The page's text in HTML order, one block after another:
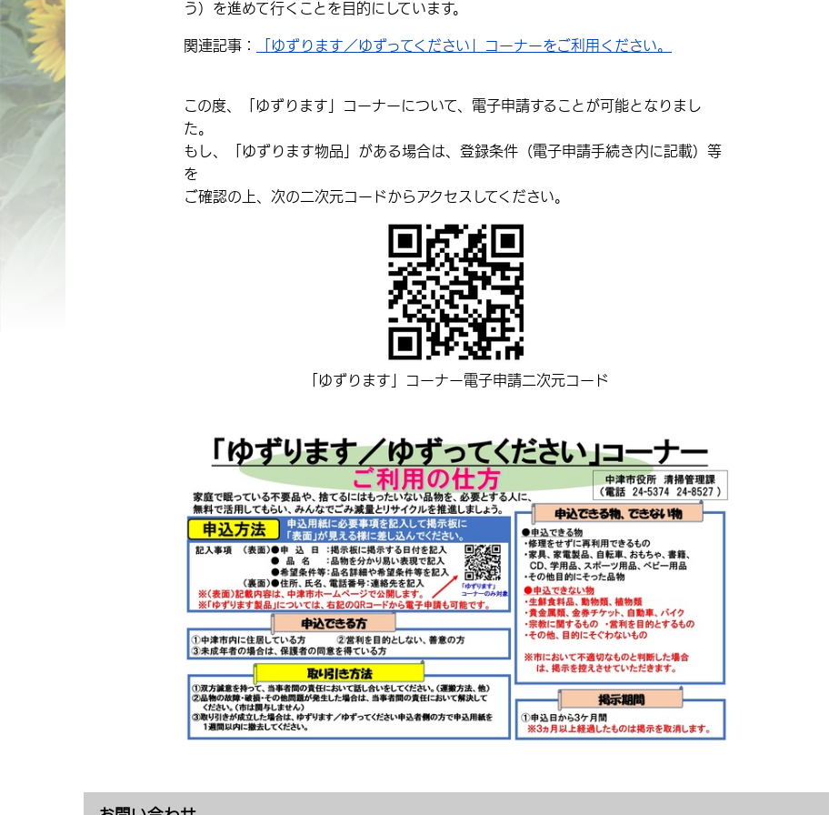
う）を進めて行くことを目的にしています。
関連記事： 「ゆずります／ゆずってください」コーナーをご利用ください。
この度、「ゆずります」コーナーについて、電子申請することが可能となりまし
た。
もし、「ゆずります物品」がある場合は、登録条件（電子申請手続き内に記載）等
を
ご確認の上、次の二次元コードからアクセスしてください。
「ゆずります」コーナー電子申請二次元コード